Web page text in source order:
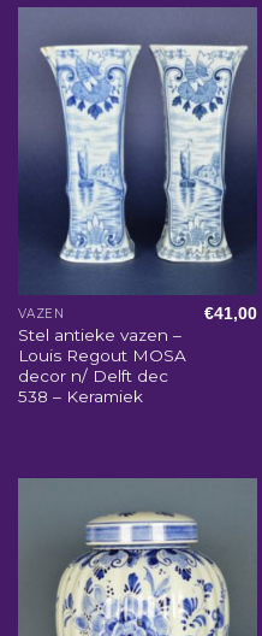
VAZEN
Stel antieke vazen –
Louis Regout MOSA
decor n/ Delft dec
538 – Keramiek
€41,00